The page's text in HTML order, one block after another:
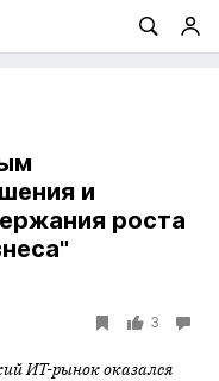
и
роста
3
ИТ-рынок оказался